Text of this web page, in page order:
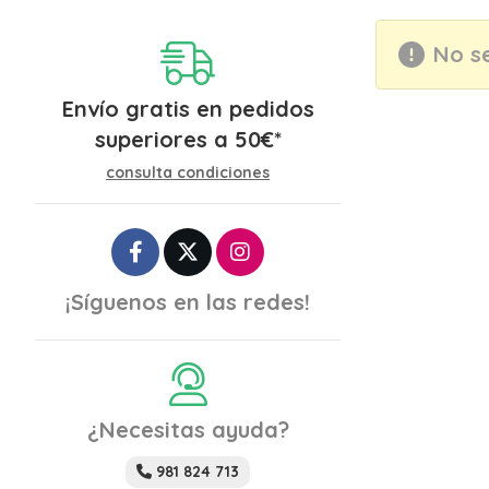
No
Envío gratis en pedidos
superiores a 50€*
consulta condiciones
¡Síguenos en las redes!
¿Necesitas ayuda?
981 824 713